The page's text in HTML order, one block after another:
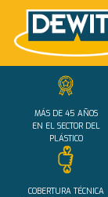
main
content
MÁS DE 45 AÑOS
EN EL SECTOR DEL
PLÁSTICO
COBERTURA TÉCNICA